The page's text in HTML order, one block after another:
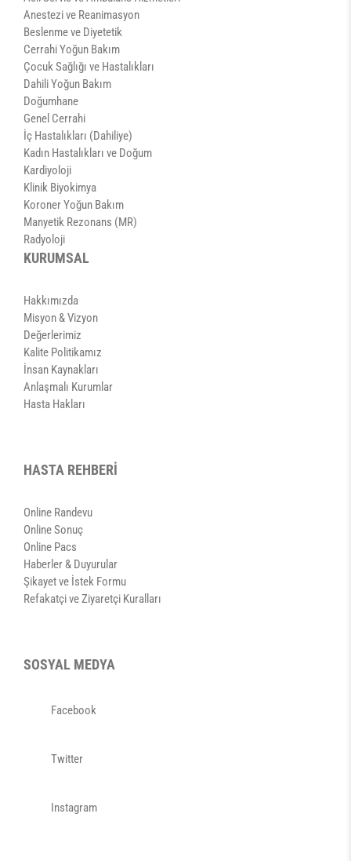
Anestezi ve Reanimasyon
Beslenme ve Diyetetik
Cerrahi Yoğun Bakım
Çocuk Sağlığı ve Hastalıkları
Dahili Yoğun Bakım
Doğumhane
Genel Cerrahi
İç Hastalıkları (Dahiliye)
Kadın Hastalıkları ve Doğum
Kardiyoloji
Klinik Biyokimya
Koroner Yoğun Bakım
Manyetik Rezonans (MR)
Radyoloji
KURUMSAL
Hakkımızda
Misyon & Vizyon
Değerlerimiz
Kalite Politikamız
İnsan Kaynakları
Anlaşmalı Kurumlar
Hasta Hakları
HASTA REHBERİ
Online Randevu
Online Sonuç
Online Pacs
Haberler & Duyurular
Şikayet ve İstek Formu
Refakatçi ve Ziyaretçi Kuralları
SOSYAL MEDYA
Facebook
Twitter
Instagram